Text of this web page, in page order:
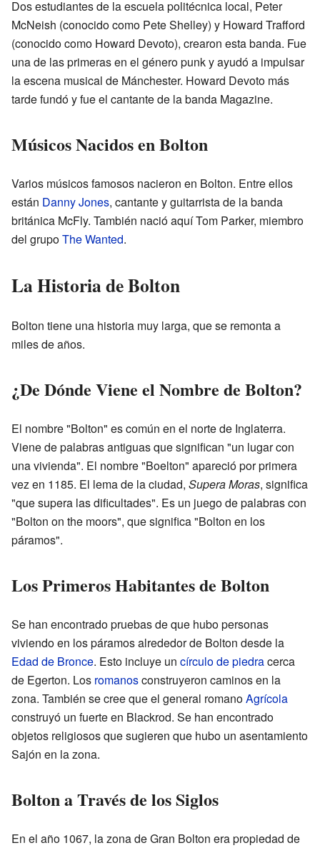
Dos estudiantes de la escuela politécnica local, Peter
McNeish (conocido como Pete Shelley) y Howard Trafford
(conocido como Howard Devoto), crearon esta banda. Fue
una de las primeras en el género punk y ayudó a impulsar
la escena musical de Mánchester. Howard Devoto más
tarde fundó y fue el cantante de la banda Magazine.
Músicos Nacidos en Bolton
Varios músicos famosos nacieron en Bolton. Entre ellos
están Danny Jones, cantante y guitarrista de la banda
británica McFly. También nació aquí Tom Parker, miembro
del grupoThe Wanted.
La Historia de Bolton
Bolton tiene una historia muy larga, que se remonta a
miles de años.
¿De Dónde Viene el Nombre de Bolton?
El nombre "Bolton" es común en el norte de Inglaterra.
Viene de palabras antiguas que significan "un lugar con
una vivienda". El nombre "Boelton" apareció por primera
vez en 1185. El lema de la ciudad, Supera Moras, significa
"que supera las dificultades". Es un juego de palabras con
"Bolton on the moors", que significa "Bolton en los
páramos".
Los Primeros Habitantes de Bolton
Se han encontrado pruebas de que hubo personas
viviendo en los páramos alrededor de Bolton desde la
Edad de Bronce. Esto incluye un círculo de piedracerca
de Egerton. Los romanosconstruyeron caminos en la
zona. También se cree que el general romanoAgrícola
construyó un fuerte en Blackrod. Se han encontrado
objetos religiosos que sugieren que hubo un asentamiento
Sajón en la zona.
Bolton a Través de los Siglos
En el año 1067, la zona de Gran Bolton era propiedad de